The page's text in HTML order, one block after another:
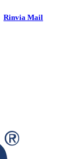
Rinvia Mail